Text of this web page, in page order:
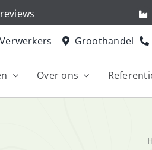
Verwerkers Groothandel
Over ons